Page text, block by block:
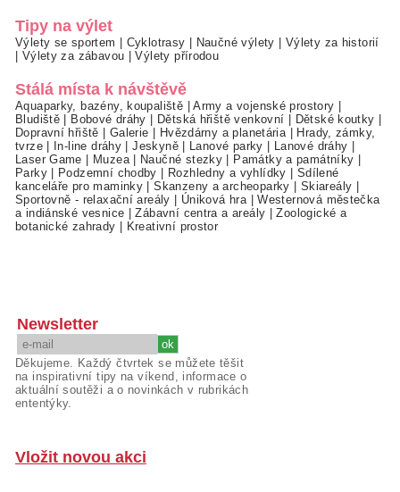
Tipy na výlet
Výlety se sportem Cyklotrasy Naučné výlety
Výlety za historií
Výlety za zábavou |Výlety přírodou
Stálá místa k návštěvě
Aquaparky, bazény, koupaliště |Army a vojenské prostory
Bludiště
Bobové dráhy Dětská hřiště venkovní Dětské koutky
Dopravní hřiště
Galerie Hvězdárny a planetária
Hrady, zámky,
tvrze| In-line dráhy |Jeskyně| Lanové parky Lanové dráhy
Laser Game
Muzea| Naučné stezky Památky a památníky
Parky| Podzemní chodby Rozhledny a vyhlídky
Sdílené
kanceláře pro maminky |Skanzeny a archeoparky Skiareály
Sportovně - relaxační areály
Úniková hra |Westernová městečka
a indiánské vesnice |Zábavní centra a areály |Zoologické a
botanické zahrady
Kreativní prostor
Newsletter
Děkujeme. Každý čtvrtek se můžete těšit
na inspirativní tipy na víkend, informace o
aktuální soutěži a o novinkách v rubrikách
ententýky.
Vložit novou akci